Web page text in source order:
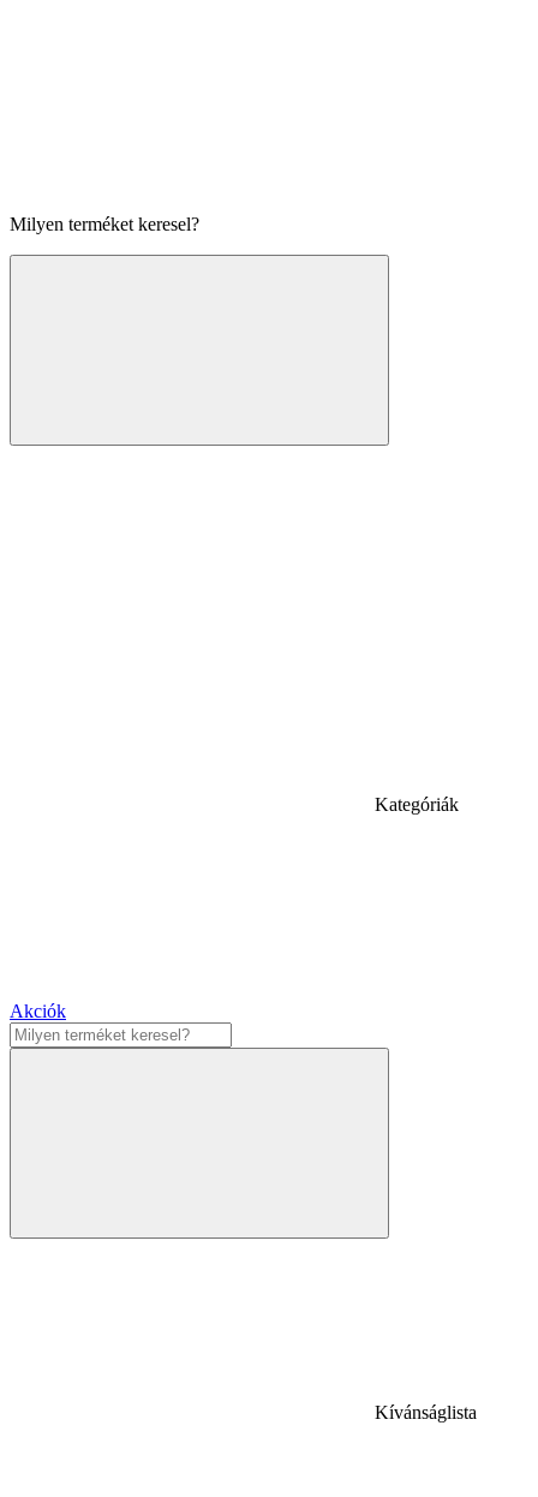
Milyen terméket keresel?
Kategóriák
Akciók
Kívánságlista